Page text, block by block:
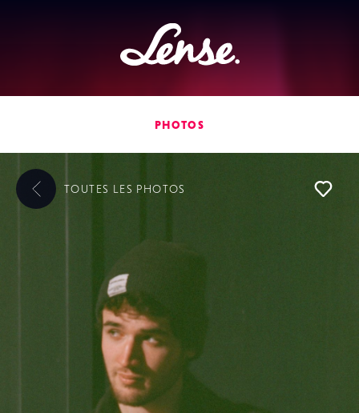
Lense
PHOTOS
TOUTES LES PHOTOS